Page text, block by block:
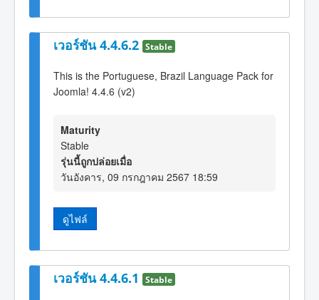
เวอร์ชัน 4.4.6.2 Stable
This is the Portuguese, Brazil Language Pack for
Joomla! 4.4.6 (v2)
Maturity
Stable
รุ่นนี้ถูกปล่อยเมื่อ
วันอังคาร, 09 กรกฎาคม 2567 18:59
ดูไฟล์
เวอร์ชัน 4.4.6.1 Stable